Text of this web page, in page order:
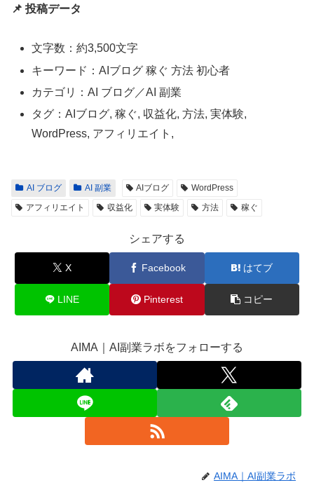
📌 投稿データ
文字数：約3,500文字
キーワード：AIブログ 稼ぐ 方法 初心者
カテゴリ：AI ブログ／AI 副業
タグ：AIブログ, 稼ぐ, 収益化, 方法, 実体験,
WordPress, アフィリエイト,
AI ブログ AI 副業 AIブログ
WordPress
アフィリエイト
収益化 実体験 方法 稼ぐ
シェアする
X Facebook はてブ
LINE Pinterest コピー
AIMA｜AI副業ラボをフォローする
AIMA｜AI副業ラボ